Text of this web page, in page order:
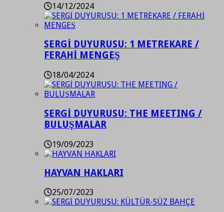
14/12/2024
SERGİ DUYURUSU: 1 METREKARE /
FERAHİ MENGEŞ
18/04/2024
SERGİ DUYURUSU: THE MEETING /
BULUŞMALAR
19/09/2023
HAYVAN HAKLARI
25/07/2023